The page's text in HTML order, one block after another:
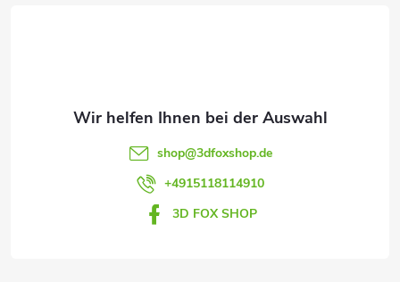
shop@3dfoxshop.de
+4915118114910
3D FOX SHOP